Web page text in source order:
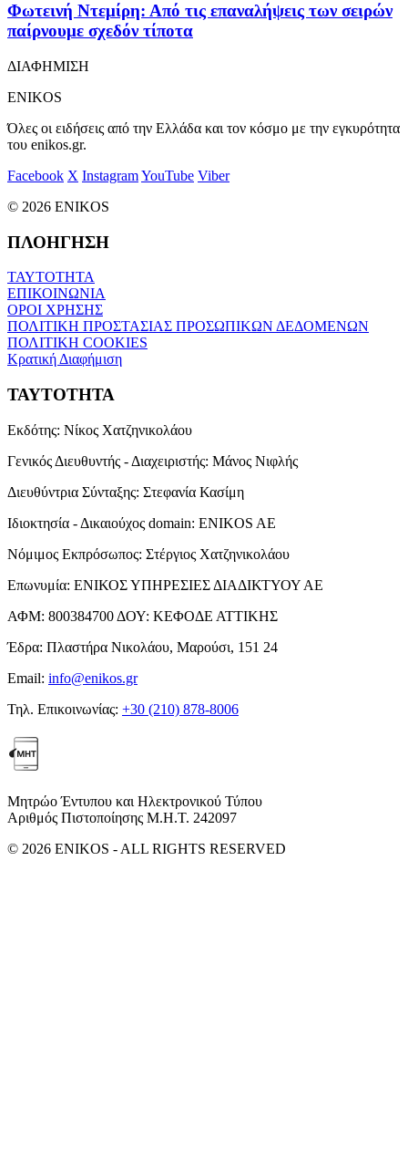
Φωτεινή Ντεμίρη: Από τις επαναλήψεις των σειρών
παίρνουμε σχεδόν τίποτα
ΔΙΑΦΗΜΙΣΗ
ENIKOS
Όλες οι ειδήσεις από την Ελλάδα και τον κόσμο με την εγκυρότητα
του enikos.gr.
Facebook X InstagramYouTube Viber
© 2026 ENIKOS
ΠΛΟΗΓΗΣΗ
ΤΑΥΤΟΤΗΤΑ
ΕΠΙΚΟΙΝΩΝΙΑ
ΟΡΟΙ ΧΡΗΣΗΣ
ΠΟΛΙΤΙΚΗ ΠΡΟΣΤΑΣΙΑΣ ΠΡΟΣΩΠΙΚΩΝ ΔΕΔΟΜΕΝΩΝ
ΠΟΛΙΤΙΚΗ COOKIES
Κρατική Διαφήμιση
ΤΑΥΤΟΤΗΤΑ
Εκδότης: Νίκος Χατζηνικολάου
Γενικός Διευθυντής - Διαχειριστής: Μάνος Νιφλής
Διευθύντρια Σύνταξης: Στεφανία Κασίμη
Ιδιοκτησία - Δικαιούχος domain: ENIKOS AE
Νόμιμος Εκπρόσωπος: Στέργιος Χατζηνικολάου
Επωνυμία: ΕΝΙΚΟΣ ΥΠΗΡΕΣΙΕΣ ΔΙΑΔΙΚΤΥΟΥ ΑΕ
ΑΦΜ: 800384700 ΔΟΥ: ΚΕΦΟΔΕ ΑΤΤΙΚΗΣ
Έδρα: Πλαστήρα Νικολάου, Μαρούσι, 151 24
Email: info@enikos.gr
Τηλ. Επικοινωνίας: +30 (210) 878-8006
Μητρώο Έντυπου και Ηλεκτρονικού Τύπου
Αριθμός Πιστοποίησης Μ.Η.Τ. 242097
© 2026 ENIKOS - ALL RIGHTS RESERVED